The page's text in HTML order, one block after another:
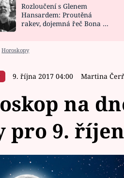
CELEBRITY
VAŘENÍ
Rozloučení s Glenem
Hansardem: Proutěná
rakev, dojemná řeč Bona a
Horoskopy
9. října 2017 04:00 Martina
na
pro 9. říjen